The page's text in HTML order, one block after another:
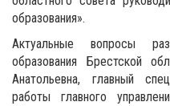
образования».
Актуальные вопросы
образования Брестской
Анатольевна, главный
работы главного